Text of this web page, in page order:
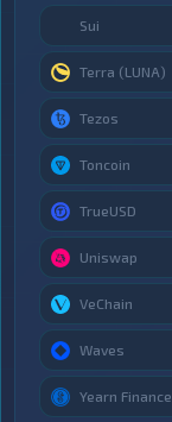
Sui
Terra (LUNA)
Tezos
Toncoin
TrueUSD
Uniswap
VeChain
Waves
Yearn Finance